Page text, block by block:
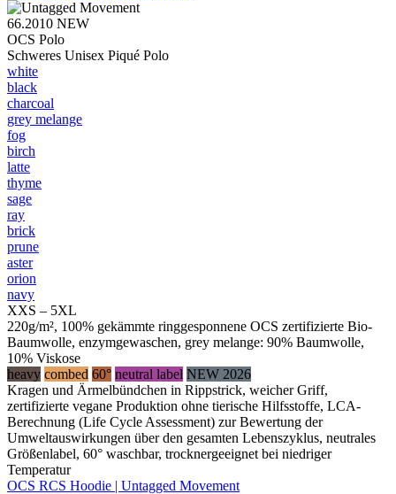
66.2010 NEW
OCS Polo
Schweres Unisex Piqué Polo
white
black
charcoal
grey melange
fog
birch
latte
thyme
sage
ray
brick
prune
aster
orion
navy
XXS – 5XL
220g/m², 100% gekämmte ringgesponnene OCS zertifizierte Bio-
Baumwolle, enzymgewaschen, grey melange: 90% Baumwolle,
10% Viskose
heavy combed 60° neutral label NEW 2026
Kragen und Ärmelbündchen in Rippstrick, weicher Griff,
zertifizierte vegane Produktion ohne tierische Hilfsstoffe, LCA-
Berechnung (Life Cycle Assessment) zur Bewertung der
Umweltauswirkungen über den gesamten Lebenszyklus, neutrales
Größenlabel, 60° waschbar, trocknergeeignet bei niedriger
Temperatur
OCS RCS Hoodie | Untagged Movement